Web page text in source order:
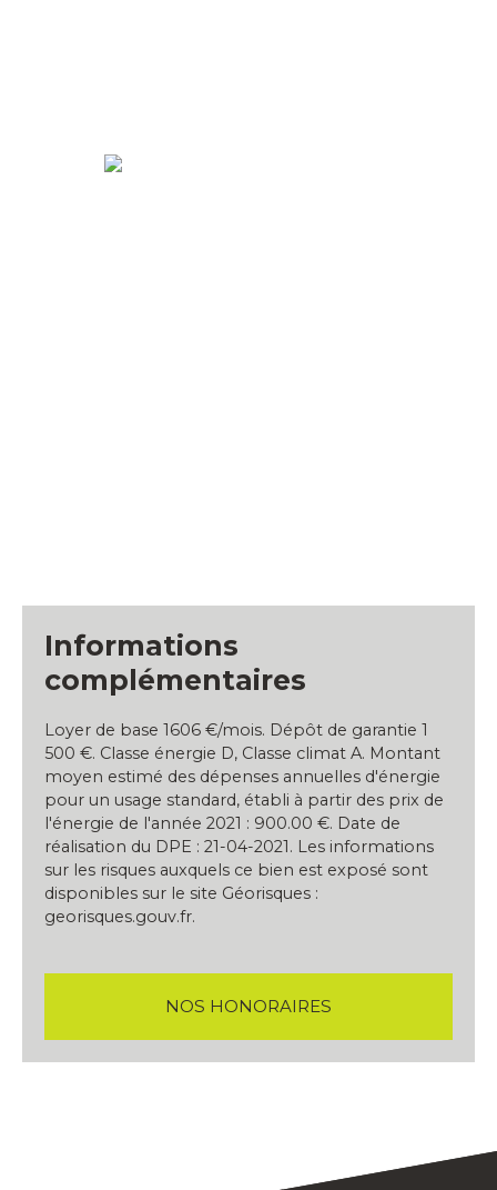
Informations
complémentaires
Loyer de base 1606 €/mois. Dépôt de garantie 1
500 €. Classe énergie D, Classe climat A. Montant
moyen estimé des dépenses annuelles d'énergie
pour un usage standard, établi à partir des prix de
l'énergie de l'année 2021 : 900.00 €. Date de
réalisation du DPE : 21-04-2021. Les informations
sur les risques auxquels ce bien est exposé sont
disponibles sur le site Géorisques :
georisques.gouv.fr.
NOS HONORAIRES